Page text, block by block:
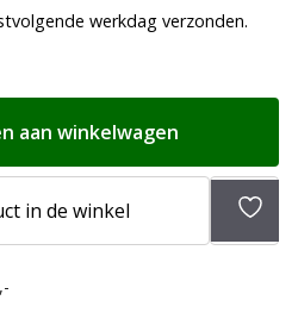
werkdag verzonden.
aan winkelwagen
in de winkel
aan